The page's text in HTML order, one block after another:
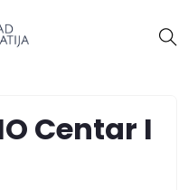
Centar I